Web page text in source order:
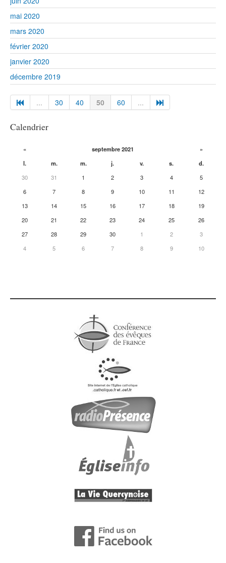
mai 2020
mars 2020
février 2020
janvier 2020
décembre 2019
... 30 40 50 60 ...
Calendrier
« septembre 2021
»
l.
m. m. j. v. s.
d.
30
31 1 2 3 4
5
6
7 8 9 10 11
12
13
14 15 16 17 18
19
20
21 22 23 24 25
26
27
28 29 30 1 2
3
4
5 6 7 8 9 10